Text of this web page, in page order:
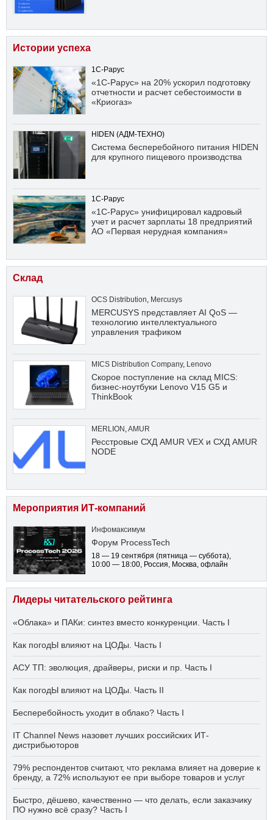
Истории успеха
1С-Рарус
«1С-Рарус» на 20% ускорил подготовку
отчетности и расчет себестоимости в
«Криогаз»
HIDEN (АДМ-ТЕХНО)
Система бесперебойного питания HIDEN
для крупного пищевого производства
1С-Рарус
«1С-Рарус» унифицировал кадровый
учет и расчет зарплаты 18 предприятий
АО «Первая нерудная компания»
Склад
OCS Distribution Mercusys
MERCUSYS представляет AI QoS —
технологию интеллектуального
управления трафиком
MICS Distribution Company, Lenovo
Скорое поступление на склад MICS:
бизнес-ноутбуки Lenovo V15 G5 и
ThinkBook
MERLION AMUR
Ресстровые СХД AMUR VEX и СХД AMUR
NODE
Мероприятия ИТ-компаний
Инфомаксимум
Форум ProcessTech
18 — 19 сентября (пятница — суббота),
10:00 — 18:00, Россия, Москва, офлайн
Лидеры читательского рейтинга
«Облака» и ПАКи: синтез вместо конкуренции. Часть I
Как погодЫ влияют на ЦОДы. Часть I
АСУ ТП: эволюция, драйверы, риски и пр. Часть I
Как погодЫ влияют на ЦОДы. Часть II
Бесперебойность уходит в облако? Часть I
IT Channel News назовет лучших российских ИТ-
дистрибьюторов
79% респондентов считают, что реклама влияет на доверие к
бренду, а 72% используют ее при выборе товаров и услуг
Быстро, дёшево, качественно — что делать, если заказчику
ПО нужно всё сразу? Часть I